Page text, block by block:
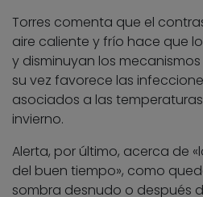
Torres comenta que el
aire caliente y frío hace que
y disminuyan los
su vez favorece las
asociados a las
invierno.
Alerta, por último, acerca de
del buen tiempo», como
sombra desnudo o después